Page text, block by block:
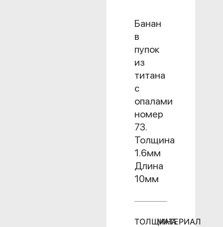
Банан
в
пупок
из
титана
с
опалами
номер
73.
Толщина
1.6мм
Длина
10мм
ТОЛЩИНАМАТЕРИАЛ